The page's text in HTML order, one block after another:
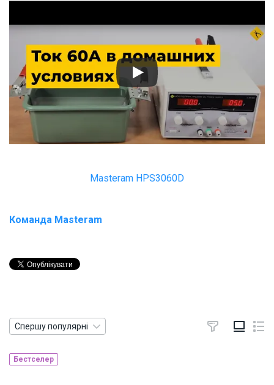
Masteram HPS3060D
Команда Masteram
Спершу популярні
Бестселер